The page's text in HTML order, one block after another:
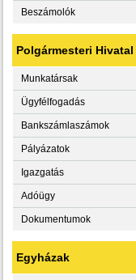
Beszámolók
Polgármesteri Hivatal
Munkatársak
Ügyfélfogadás
Bankszámlaszámok
Pályázatok
Igazgatás
Adóügy
Dokumentumok
Egyházak